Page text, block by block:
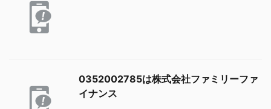
0352002785は株式会社ファミリーファ
イナンス